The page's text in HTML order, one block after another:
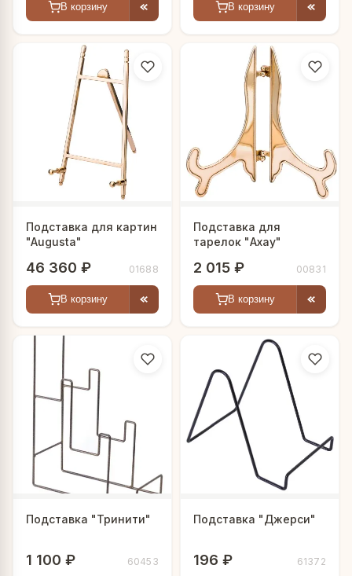
В корзину В корзину
Подставка для картин
"Augusta"
46 360 ₽ 01688
В корзину
Подставка для
тарелок "Ахау"
2 015 ₽ 00831
В корзину
Подставка "Тринити"
1 100 ₽ 60453
Подставка "Джерси"
196 ₽ 61372